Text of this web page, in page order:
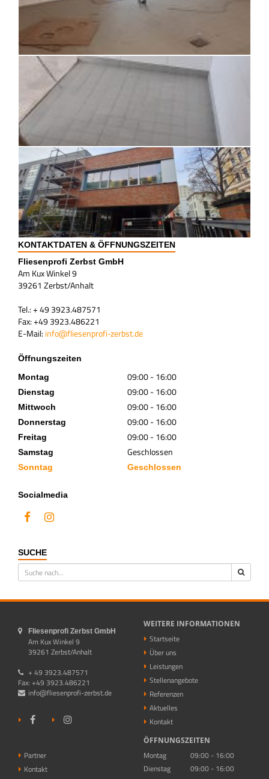
KONTAKTDATEN & ÖFFNUNGSZEITEN
Fliesenprofi Zerbst GmbH
Am Kux Winkel 9
39261 Zerbst/Anhalt
Tel.: + 49 3923.487571
Fax: +49 3923.486221
E-Mail:info@fliesenprofi-zerbst.de
Öffnungszeiten
Montag
09:00 - 16:00
Dienstag 09:00 - 16:00
Mittwoch 09:00 - 16:00
Donnerstag 09:00 - 16:00
Freitag 09:00 - 16:00
Samstag Geschlossen
Sonntag Geschlossen
Socialmedia
SUCHE
Fliesenprofi Zerbst GmbH
Am Kux Winkel 9
39261 Zerbst/Anhalt
+ 49 3923.487571
Fax: +49 3923.486221
info@fliesenprofi-zerbst.de
WEITERE INFORMATIONEN
Startseite
Über uns
Leistungen
Stellenangebote
Referenzen
Aktuelles
Kontakt
Partner
Kontakt
ÖFFNUNGSZEITEN
Montag
09:00 - 16:00
Dienstag
09:00 - 16:00